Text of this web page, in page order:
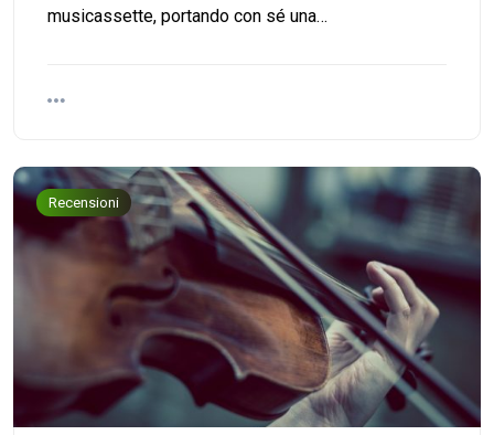
musicassette, portando con sé una…
Recensioni